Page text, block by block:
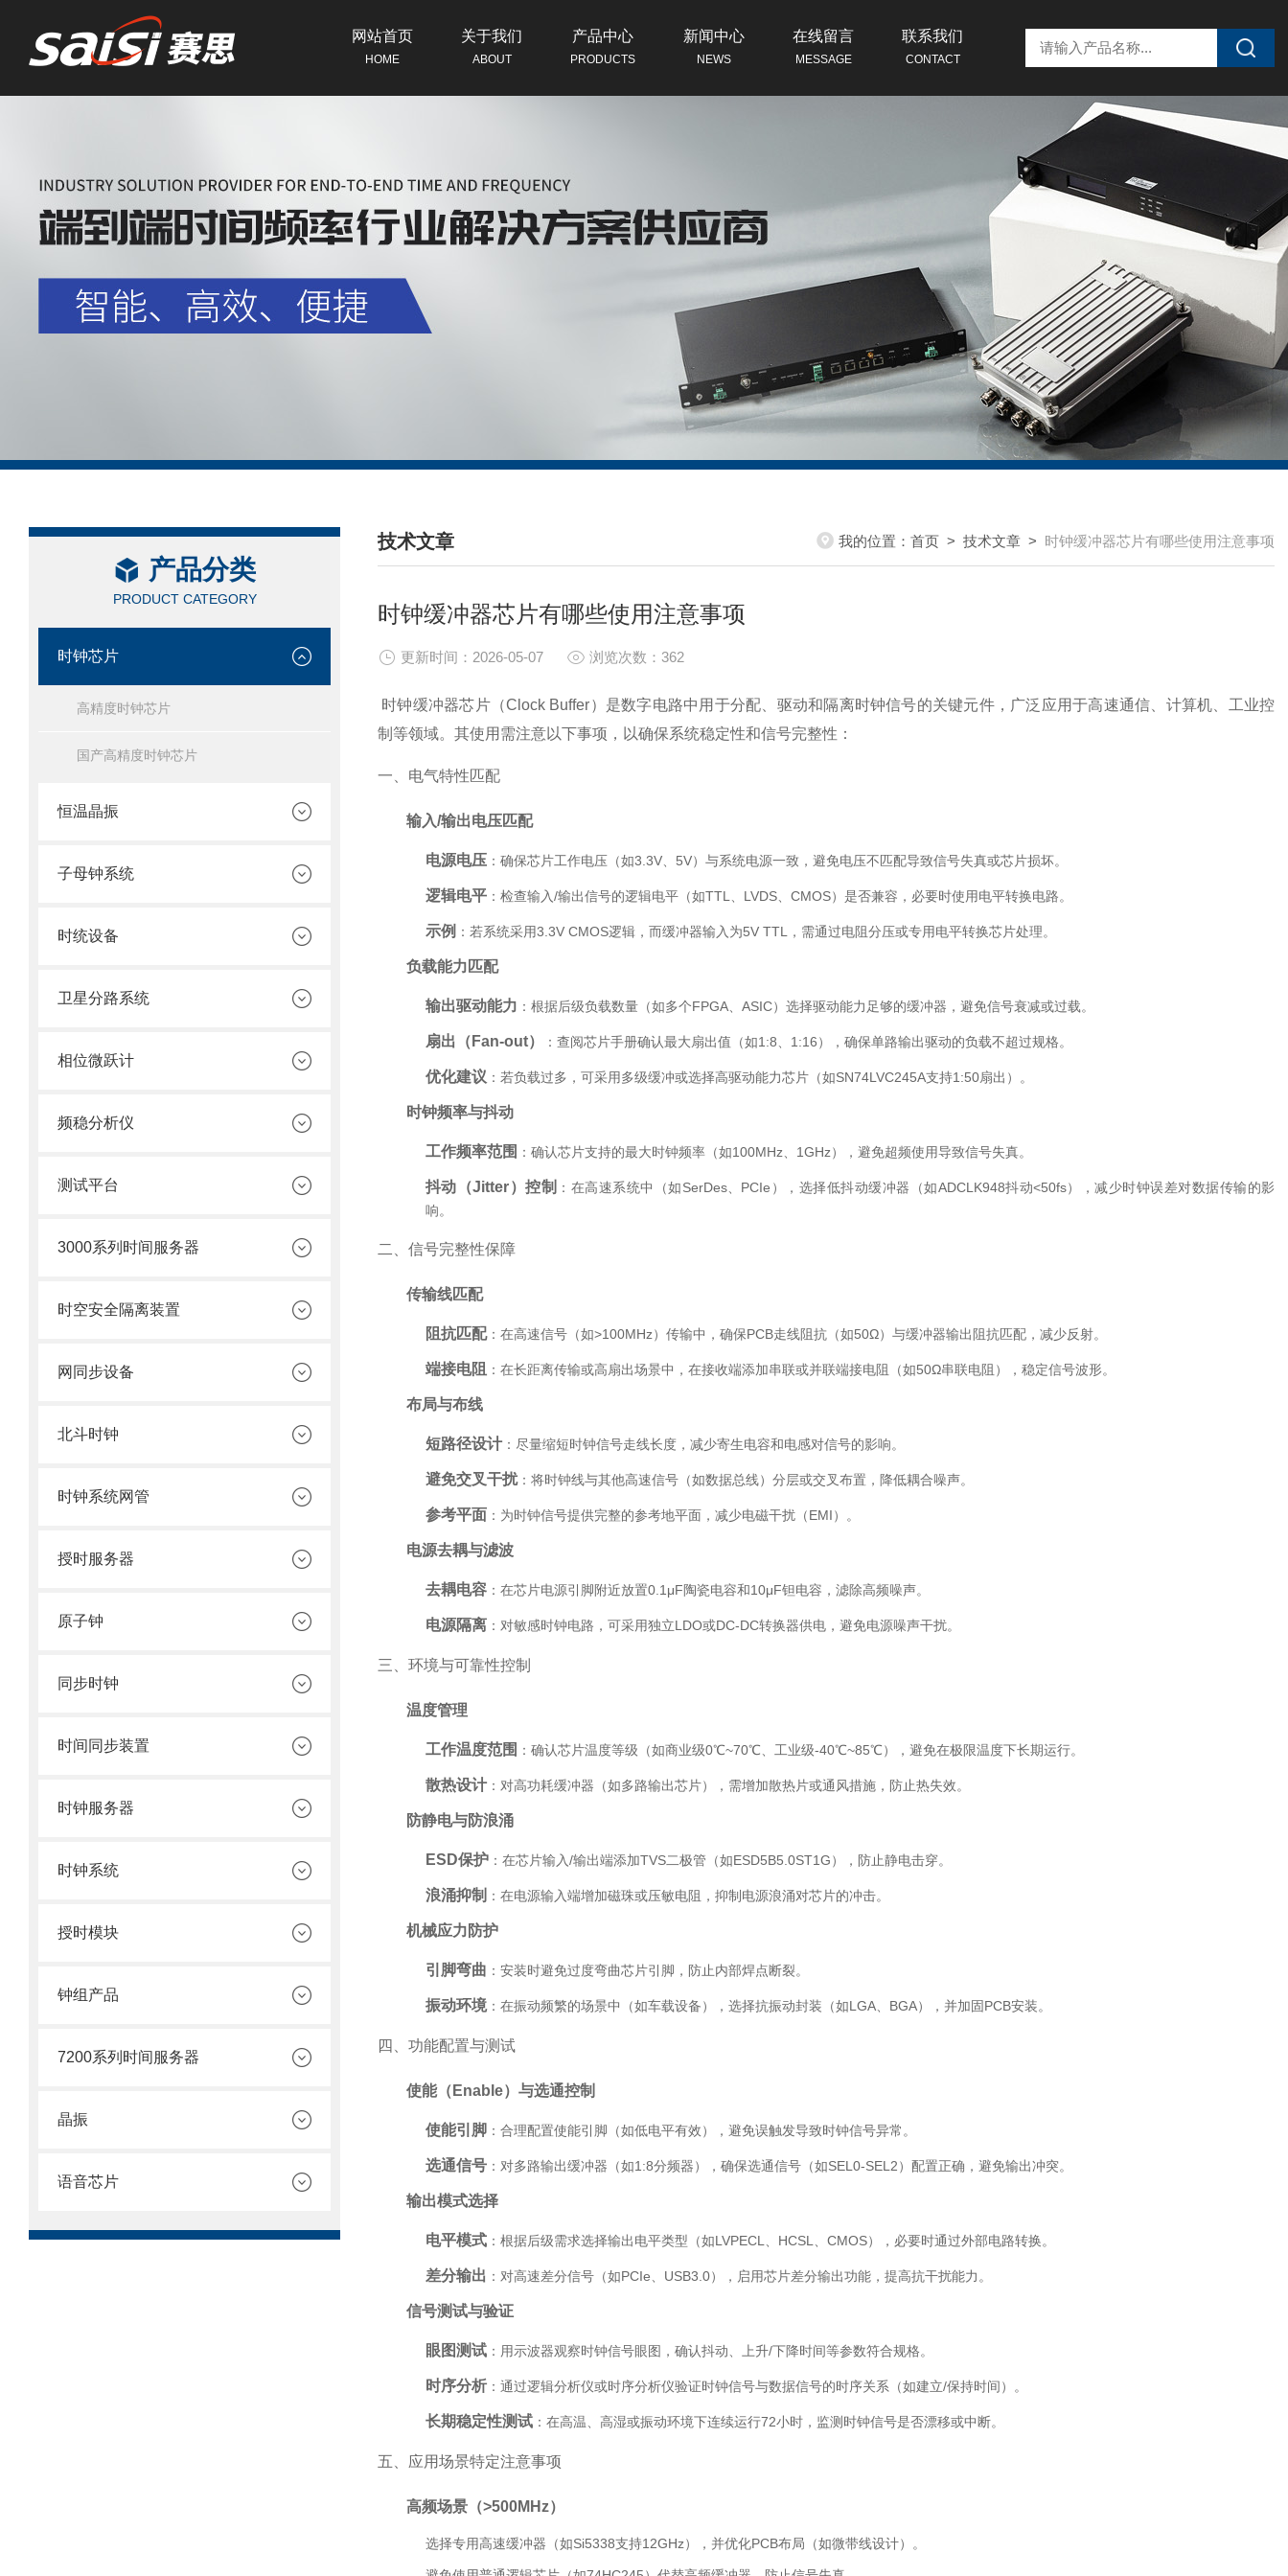
网站首页
HOME
关于我们
ABOUT
产品中心
PRODUCTS
新闻中心
NEWS
在线留言
MESSAGE
联系我们
CONTACT
产品分类
PRODUCT CATEGORY
时钟芯片
高精度时钟芯片
国产高精度时钟芯片
恒温晶振
子母钟系统
时统设备
卫星分路系统
相位微跃计
频稳分析仪
测试平台
3000系列时间服务器
时空安全隔离装置
网同步设备
北斗时钟
时钟系统网管
授时服务器
原子钟
同步时钟
时间同步装置
时钟服务器
时钟系统
授时模块
钟组产品
7200系列时间服务器
晶振
语音芯片
技术文章
/ TECHNICAL ARTICLES
我的位置： 首页 > 技术文章 > 时钟缓冲器芯片有哪些使用注意事项
时钟缓冲器芯片有哪些使用注意事项
更新时间：2026-05-07 浏览次数：362
时钟缓冲器芯片（Clock Buffer）是数字电路中用于分配、驱动和隔离时钟信号的关键元件，广泛应用于高速通信、计算机、工业控
制等领域。其使用需注意以下事项，以确保系统稳定性和信号完整性：
一、电气特性匹配
输入/输出电压匹配
电源电压 ：确保芯片工作电压（如3.3V、5V）与系统电源一致，避免电压不匹配导致信号失真或芯片损坏。
逻辑电平 ：检查输入/输出信号的逻辑电平（如TTL、LVDS、CMOS）是否兼容，必要时使用电平转换电路。
示例 ：若系统采用3.3V CMOS逻辑，而缓冲器输入为5V TTL，需通过电阻分压或专用电平转换芯片处理。
负载能力匹配
输出驱动能力 ：根据后级负载数量（如多个FPGA、ASIC）选择驱动能力足够的缓冲器，避免信号衰减或过载。
扇出（Fan-out） ：查阅芯片手册确认最大扇出值（如1:8、1:16），确保单路输出驱动的负载不超过规格。
优化建议 ：若负载过多，可采用多级缓冲或选择高驱动能力芯片（如SN74LVC245A支持1:50扇出）。
时钟频率与抖动
工作频率范围 ：确认芯片支持的最大时钟频率（如100MHz、1GHz），避免超频使用导致信号失真。
抖动（Jitter）控制 ：在高速系统中（如SerDes、PCIe），选择低抖动缓冲器（如ADCLK948抖动<50fs），减少时钟误差对数据传输的影
响。
二、信号完整性保障
传输线匹配
阻抗匹配：在高速信号（如>100MHz）传输中，确保PCB走线阻抗（如50Ω）与缓冲器输出阻抗匹配，减少反射。
端接电阻 ：在长距离传输或高扇出场景中，在接收端添加串联或并联端接电阻（如50Ω串联电阻），稳定信号波形。
布局与布线
短路径设计 ：尽量缩短时钟信号走线长度，减少寄生电容和电感对信号的影响。
避免交叉干扰：将时钟线与其他高速信号（如数据总线）分层或交叉布置，降低耦合噪声。
参考平面 ：为时钟信号提供完整的参考地平面，减少电磁干扰（EMI）。
电源去耦与滤波
去耦电容 ：在芯片电源引脚附近放置0.1μF陶瓷电容和10μF钽电容，滤除高频噪声。
电源隔离 ：对敏感时钟电路，可采用独立LDO或DC-DC转换器供电，避免电源噪声干扰。
三、环境与可靠性控制
温度管理
工作温度范围 ：确认芯片温度等级（如商业级0℃~70℃、工业级-40℃~85℃），避免在极限温度下长期运行。
散热设计 ：对高功耗缓冲器（如多路输出芯片），需增加散热片或通风措施，防止热失效。
防静电与防浪涌
ESD保护 ：在芯片输入/输出端添加TVS二极管（如ESD5B5.0ST1G），防止静电击穿。
浪涌抑制 ：在电源输入端增加磁珠或压敏电阻，抑制电源浪涌对芯片的冲击。
机械应力防护
引脚弯曲 ：安装时避免过度弯曲芯片引脚，防止内部焊点断裂。
振动环境：在振动频繁的场景中（如车载设备），选择抗振动封装（如LGA、BGA），并加固PCB安装。
四、功能配置与测试
使能（Enable）与选通控制
使能引脚 ：合理配置使能引脚（如低电平有效），避免误触发导致时钟信号异常。
选通信号 ：对多路输出缓冲器（如1:8分频器），确保选通信号（如SEL0-SEL2）配置正确，避免输出冲突。
输出模式选择
电平模式 ：根据后级需求选择输出电平类型（如LVPECL、HCSL、CMOS），必要时通过外部电路转换。
差分输出 ：对高速差分信号（如PCIe、USB3.0），启用芯片差分输出功能，提高抗干扰能力。
信号测试与验证
眼图测试 ：用示波器观察时钟信号眼图，确认抖动、上升/下降时间等参数符合规格。
时序分析 ：通过逻辑分析仪或时序分析仪验证时钟信号与数据信号的时序关系（如建立/保持时间）。
长期稳定性测试 ：在高温、高湿或振动环境下连续运行72小时，监测时钟信号是否漂移或中断。
五、应用场景特定注意事项
高频场景（>500MHz）
选择专用高速缓冲器（如Si5338支持12GHz），并优化PCB布局（如微带线设计）。